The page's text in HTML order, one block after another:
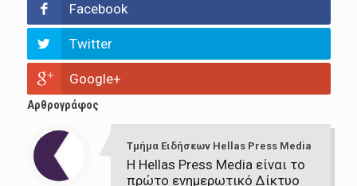
Facebook
Twitter
Google+
Αρθρογράφος
Τμήμα Ειδήσεων Hellas Press Media
Η Hellas Press Media είναι το
πρώτο ενημερωτικό Δίκτυο